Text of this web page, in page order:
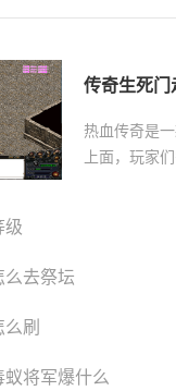
传奇生死门
热血传奇是
上面，玩家
级
么去祭坛
刷
将军爆什么